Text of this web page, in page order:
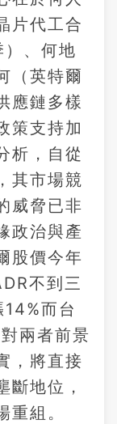
片代工合
、何地
（英特爾
應鏈多樣
策支持加
析，自從
其市場競
威脅已非
政治與產
股價今年
不到三
而台
兩者前景
，將直接
斷地位，
重組。